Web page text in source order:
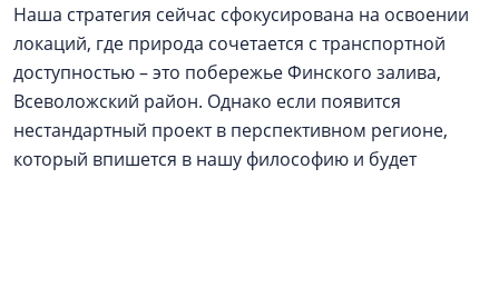
Наша стратегия сейчас сфокусирована на освоении
локаций, где природа сочетается с транспортной
доступностью – это побережье Финского залива,
Всеволожский район. Однако если появится
нестандартный проект в перспективном регионе,
который впишется в нашу философию и будет